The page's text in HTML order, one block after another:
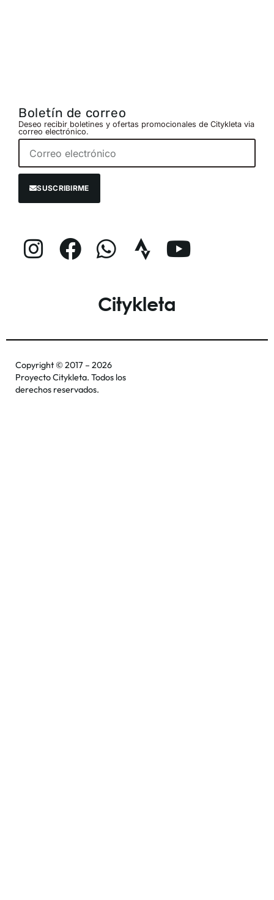
Boletín de correo
Deseo recibir boletines y ofertas promocionales de Citykleta via
correo electrónico.
SUSCRIBIRME
Citykleta
Copyright © 2017 – 2026
Proyecto Citykleta. Todos los
derechos reservados.